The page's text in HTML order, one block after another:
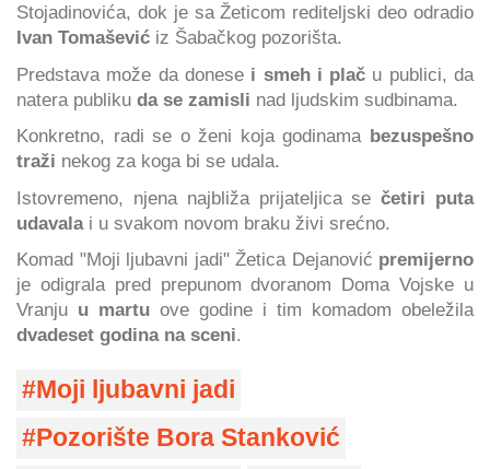
Stojadinovića, dok je sa Žeticom rediteljski deo odradio
Ivan Tomašević iz Šabačkog pozorišta.
Predstava može da donese i smeh i plač u publici, da
natera publiku da se zamisli nad ljudskim sudbinama.
Konkretno, radi se o ženi koja godinama
bezuspešno
traži nekog za koga bi se udala.
Istovremeno, njena najbliža prijateljica sečetiri puta
udavalai u svakom novom braku živi srećno.
Komad "Moji ljubavni jadi" Žetica Dejanović premijerno
je odigrala pred prepunom dvoranom Doma Vojske u
Vranju u martu ove godine i tim komadom obeležila
dvadeset godina na sceni.
Moji ljubavni jadi
Pozorište Bora Stanković